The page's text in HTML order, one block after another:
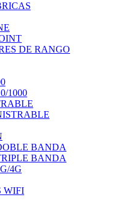
DE RANGO
1000
BANDA
BANDA
4G
WIFI